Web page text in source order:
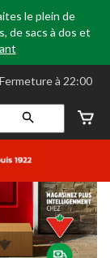
le plein de
de sacs à dos et
⋅ Fermeture à 22:00